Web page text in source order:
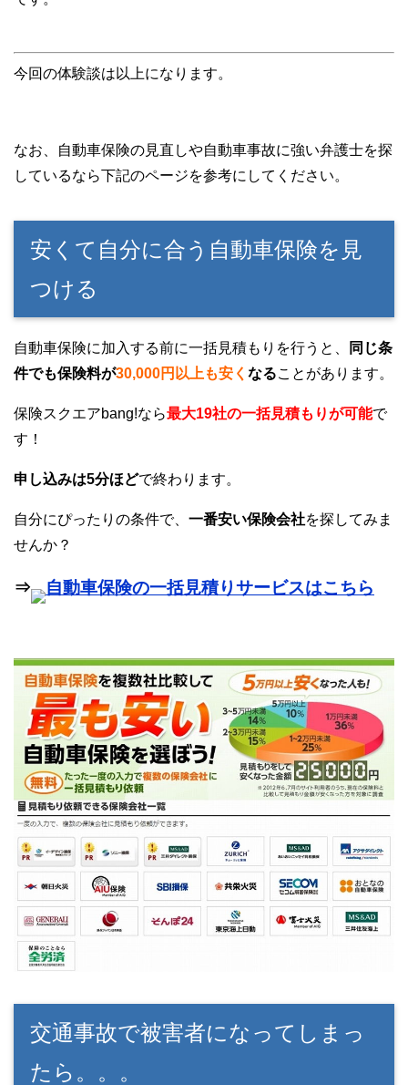
今回の体験談は以上になります。
なお、自動車保険の見直しや自動車事故に強い弁護士を探
しているなら下記のページを参考にしてください。
安くて自分に合う自動車保険を見
つける
自動車保険に加入する前に一括見積もりを行うと、
同じ条
件でも保険料が30,000円以上も安く なることがあります。
保険スクエアbang!なら最大19社の一括見積もりが可能で
す！
申し込みは5分ほどで終わります。
自分にぴったりの条件で、 一番安い保険会社を探してみま
せんか？
⇒ 自動車保険の一括見積りサービスはこちら
交通事故で被害者になってしまっ
たら。。。